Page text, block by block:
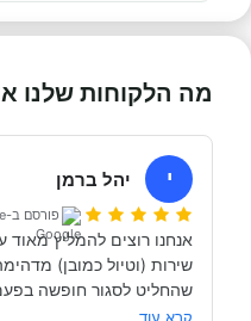
מה הלקוחות שלנו
י יהל ברמן
פורסם ב-Google